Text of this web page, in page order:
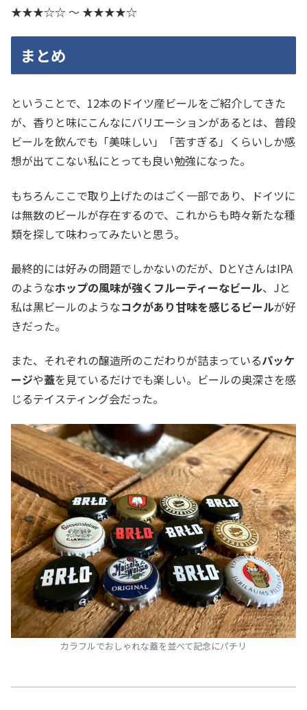
★★★☆☆ 〜 ★★★★☆
まとめ
ということで、12本のドイツ産ビールをご紹介してきた
が、香りと味にこんなにバリエーションがあるとは、普段
ビールを飲んでも「美味しい」「苦すぎる」くらいしか感
想が出てこない私にとっても良い勉強になった。
もちろんここで取り上げたのはごく一部であり、ドイツに
は無数のビールが存在するので、これからも時々新たな種
類を探して味わってみたいと思う。
最終的には好みの問題でしかないのだが、DとYさんはIPA
のようなホップの風味が強くフルーティーなビール、Jと
私は黒ビールのようなコクがあり甘味を感じるビールが好
きだった。
また、それぞれの醸造所のこだわりが詰まっているパッケ
ージや蓋を見ているだけでも楽しい。ビールの奥深さを感
じるテイスティング会だった。
カラフルでおしゃれな蓋を並べて記念にパチリ